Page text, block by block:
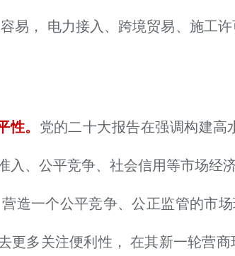
易， 电力接入、跨境贸易、施工
性。 党的二十大报告在强调构建高
入、公平竞争、社会信用等市场经
造一个公平竞争、公正监管的市
更多关注便利性， 在其新一轮营